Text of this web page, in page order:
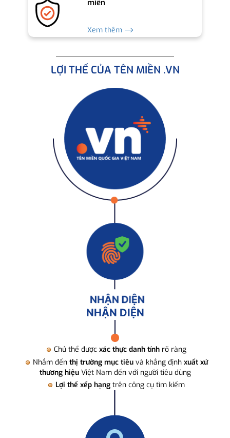
miền
Xem thêm ⟶
LỢI THẾ CỦA TÊN MIỀN .VN
NHẬN DIỆN
Chủ thể được xác thực danh tính rõ ràng
Nhắm đến thị trường mục tiêuvà khẳng định xuất xứ
thương hiệuViệt Nam đến với người tiêu dùng
Lợi thế xếp hạng trên công cụ tìm kiếm